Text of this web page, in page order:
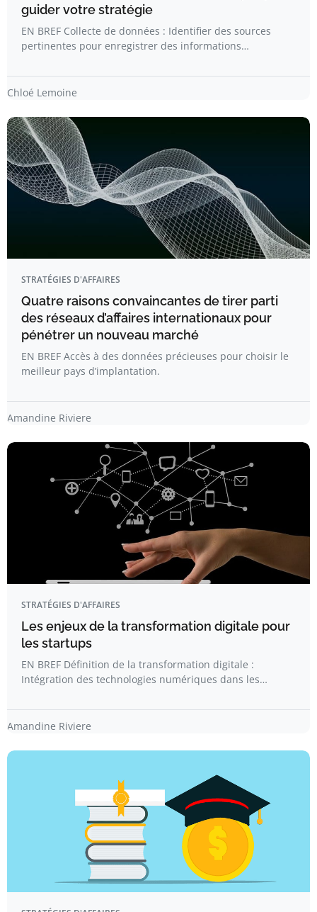
guider votre stratégie
EN BREF Collecte de données : Identifier des sources
pertinentes pour enregistrer des informations…
Chloé Lemoine
STRATÉGIES D'AFFAIRES
Quatre raisons convaincantes de tirer parti
des réseaux d’affaires internationaux pour
pénétrer un nouveau marché
EN BREF Accès à des données précieuses pour choisir le
meilleur pays d’implantation.
Amandine Riviere
STRATÉGIES D'AFFAIRES
Les enjeux de la transformation digitale pour
les startups
EN BREF Définition de la transformation digitale :
Intégration des technologies numériques dans les…
Amandine Riviere